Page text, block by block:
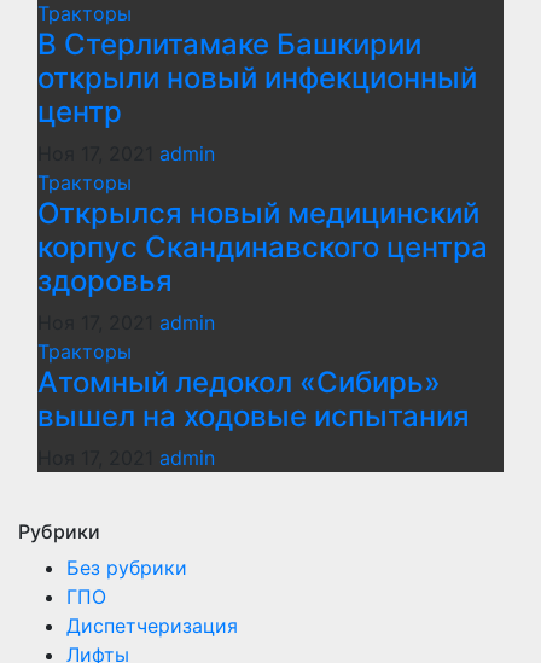
Тракторы
В Стерлитамаке Башкирии
открыли новый инфекционный
центр
admin
Тракторы
Открылся новый медицинский
корпус Скандинавского центра
здоровья
admin
Тракторы
Атомный ледокол «Сибирь»
вышел на ходовые испытания
admin
Рубрики
Без рубрики
ГПО
Диспетчеризация
Лифты